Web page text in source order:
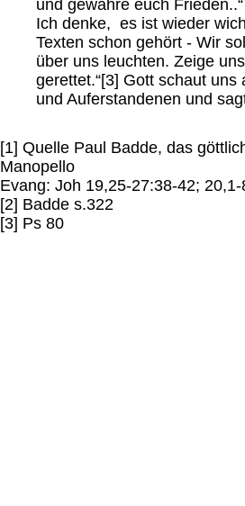
und gewähre euch Frieden..“
Ich denke, es ist wieder
Texten schon gehört - Wir
über uns leuchten. Zeige
gerettet.“[3] Gott schaut
und Auferstandenen und
[1] Quelle Paul Badde, das
Manopello
Evang: Joh 19,25-27:38-42; 20,1-
[2] Badde s.322
[3] Ps 80